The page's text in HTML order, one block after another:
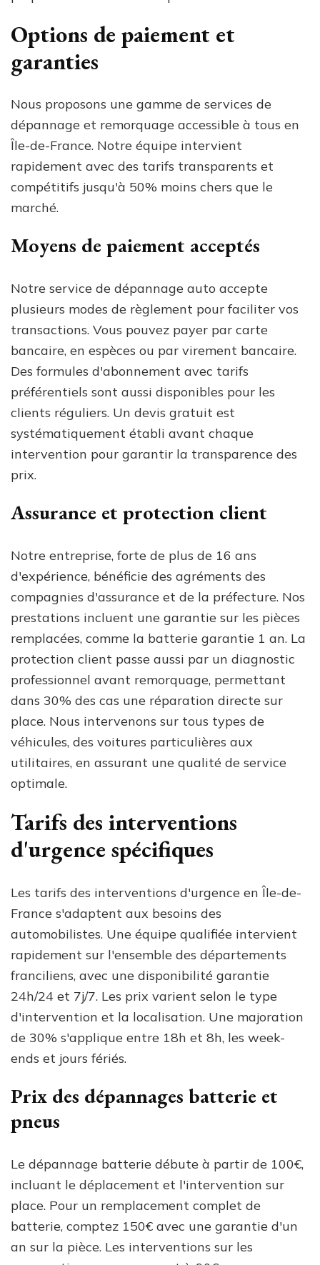
Options de paiement et
garanties
Nous proposons une gamme de services de
dépannage et remorquage accessible à tous en
Île-de-France. Notre équipe intervient
rapidement avec des tarifs transparents et
compétitifs jusqu'à 50% moins chers que le
marché.
Moyens de paiement acceptés
Notre service de dépannage auto accepte
plusieurs modes de règlement pour faciliter vos
transactions. Vous pouvez payer par carte
bancaire, en espèces ou par virement bancaire.
Des formules d'abonnement avec tarifs
préférentiels sont aussi disponibles pour les
clients réguliers. Un devis gratuit est
systématiquement établi avant chaque
intervention pour garantir la transparence des
prix.
Assurance et protection client
Notre entreprise, forte de plus de 16 ans
d'expérience, bénéficie des agréments des
compagnies d'assurance et de la préfecture. Nos
prestations incluent une garantie sur les pièces
remplacées, comme la batterie garantie 1 an. La
protection client passe aussi par un diagnostic
professionnel avant remorquage, permettant
dans 30% des cas une réparation directe sur
place. Nous intervenons sur tous types de
véhicules, des voitures particulières aux
utilitaires, en assurant une qualité de service
optimale.
Tarifs des interventions
d'urgence spécifiques
Les tarifs des interventions d'urgence en Île-de-
France s'adaptent aux besoins des
automobilistes. Une équipe qualifiée intervient
rapidement sur l'ensemble des départements
franciliens, avec une disponibilité garantie
24h/24 et 7j/7. Les prix varient selon le type
d'intervention et la localisation. Une majoration
de 30% s'applique entre 18h et 8h, les week-
ends et jours fériés.
Prix des dépannages batterie et
pneus
Le dépannage batterie débute à partir de 100€,
incluant le déplacement et l'intervention sur
place. Pour un remplacement complet de
batterie, comptez 150€ avec une garantie d'un
an sur la pièce. Les interventions sur les